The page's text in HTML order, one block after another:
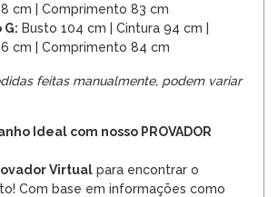
cm | Comprimento 83 cm
G: Busto 104 cm | Cintura 94 cm |
cm | Comprimento 84 cm
feitas manualmente, podem variar
Ideal com nosso PROVADOR
Virtual para encontrar o
Com base em informações como